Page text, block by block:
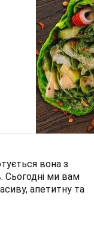
вона з
Сьогодні ми вам
апетитну та